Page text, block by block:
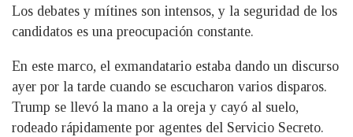
Los debates y mítines son intensos, y la seguridad de los
candidatos es una preocupación constante.
En este marco, el exmandatario estaba dando un discurso
ayer por la tarde cuando se escucharon varios disparos.
Trump se llevó la mano a la oreja y cayó al suelo,
rodeado rápidamente por agentes del Servicio Secreto.